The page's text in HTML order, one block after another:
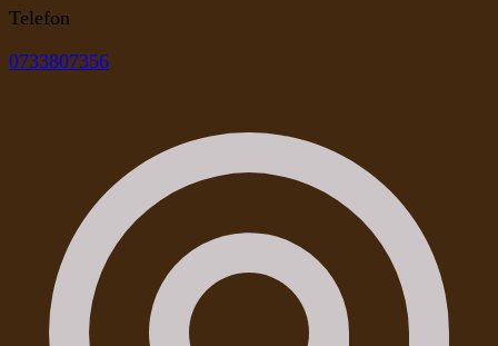
Telefon
0733807356